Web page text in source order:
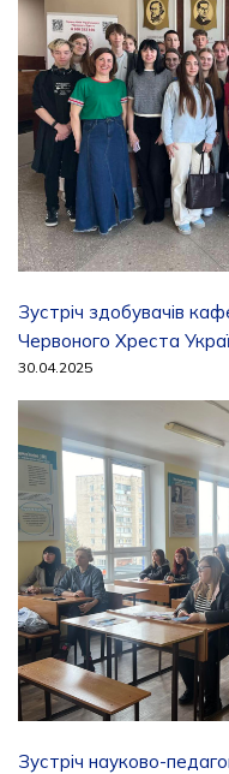
Зустріч здобувачів
Червоного Хреста
30.04.2025
Зустріч науково-